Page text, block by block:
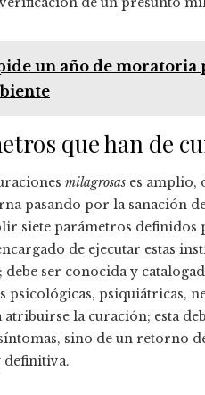
un año de moratoria
que han de
milagrosas es amplio,
pasando por la sanación
siete parámetros definidos
de ejecutar estas
ser conocida y
psicológicas, psiquiátricas,
la curación; esta
sino de un retorno
definitiva.